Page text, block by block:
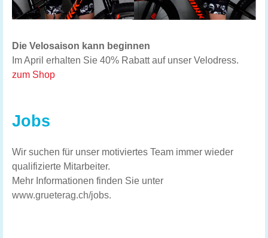
Die Velosaison kann beginnen
Im April erhalten Sie 40% Rabatt auf unser Velodress.
zum Shop
Jobs
Wir suchen für unser motiviertes Team immer wieder
qualifizierte Mitarbeiter.
Mehr Informationen finden Sie unter
www.grueterag.ch/jobs.